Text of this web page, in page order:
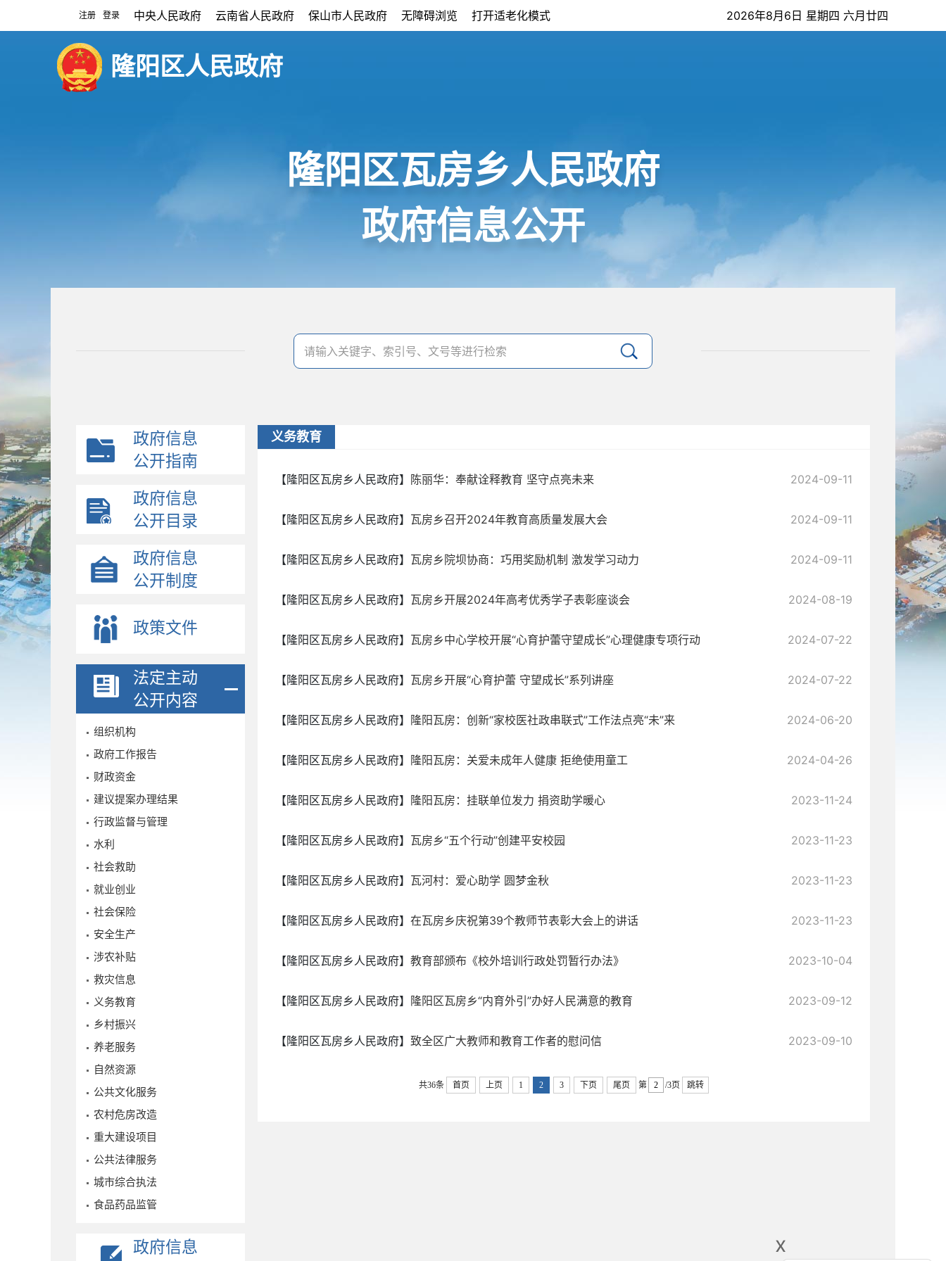
注册 登录
x
中央人民政府 云南省人民政府 保山市人民政府 无障碍浏览 打开适老化模式 2026年8月6日 星期四 六月廿四
隆阳区人民政府
隆阳区瓦房乡人民政府
政府信息公开
政府信息
公开指南
政府信息
公开目录
政府信息
公开制度
政策文件
法定主动
公开内容
组织机构
政府工作报告
财政资金
建议提案办理结果
行政监督与管理
水利
社会救助
就业创业
社会保险
安全生产
涉农补贴
救灾信息
义务教育
乡村振兴
养老服务
自然资源
公共文化服务
农村危房改造
重大建设项目
公共法律服务
城市综合执法
食品药品监管
政府信息
义务教育
【隆阳区瓦房乡人民政府】 陈丽华：奉献诠释教育 坚守点亮未来 2024-09-11
【隆阳区瓦房乡人民政府】 瓦房乡召开2024年教育高质量发展大会 2024-09-11
【隆阳区瓦房乡人民政府】 瓦房乡院坝协商：巧用奖励机制 激发学习动力 2024-09-11
【隆阳区瓦房乡人民政府】 瓦房乡开展2024年高考优秀学子表彰座谈会 2024-08-19
【隆阳区瓦房乡人民政府】 瓦房乡中心学校开展“心育护蕾守望成长”心理健康专项行动 2024-07-22
【隆阳区瓦房乡人民政府】 瓦房乡开展“心育护蕾 守望成长”系列讲座 2024-07-22
【隆阳区瓦房乡人民政府】 隆阳瓦房：创新“家校医社政串联式”工作法点亮“未”来 2024-06-20
【隆阳区瓦房乡人民政府】 隆阳瓦房：关爱未成年人健康 拒绝使用童工 2024-04-26
【隆阳区瓦房乡人民政府】 隆阳瓦房：挂联单位发力 捐资助学暖心 2023-11-24
【隆阳区瓦房乡人民政府】 瓦房乡“五个行动”创建平安校园 2023-11-23
【隆阳区瓦房乡人民政府】 瓦河村：爱心助学 圆梦金秋 2023-11-23
【隆阳区瓦房乡人民政府】 在瓦房乡庆祝第39个教师节表彰大会上的讲话 2023-11-23
【隆阳区瓦房乡人民政府】 教育部颁布《校外培训行政处罚暂行办法》 2023-10-04
【隆阳区瓦房乡人民政府】 隆阳区瓦房乡“内育外引”办好人民满意的教育 2023-09-12
【隆阳区瓦房乡人民政府】 致全区广大教师和教育工作者的慰问信 2023-09-10
共36条 首页 上页 1 2 3 下页 尾页 第 /3页 跳转